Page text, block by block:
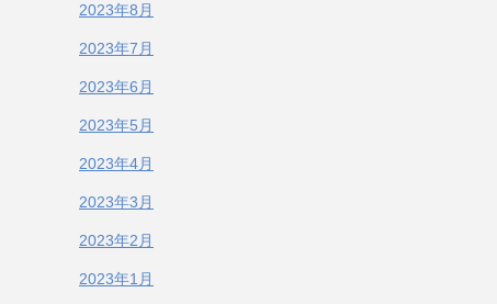
2023年8月
2023年7月
2023年6月
2023年5月
2023年4月
2023年3月
2023年2月
2023年1月